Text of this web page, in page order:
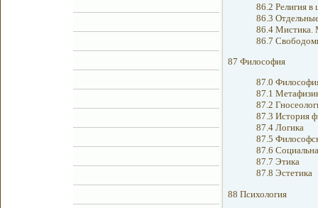
86.2 Религия в
86.3
86.4 Мистика.
86.7
87 Философия
87.0
87.1
87.2
87.3 История
87.4 Логика
87.5
87.6
87.7 Этика
87.8 Эстетика
88 Психология